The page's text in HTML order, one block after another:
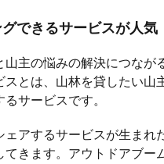
できるサービスが人気
主の悩みの解決につなが
とは、山林を貸したい山
サービスです。
アするサービスが生ま
てきます。アウトドアブ